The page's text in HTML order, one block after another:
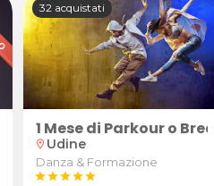
scelta allo Studio Aralea
Ventre
32 acquistati
1 Mese di Parkour o
location_on Udine
Danza & Formazione
starstarstarstarstar